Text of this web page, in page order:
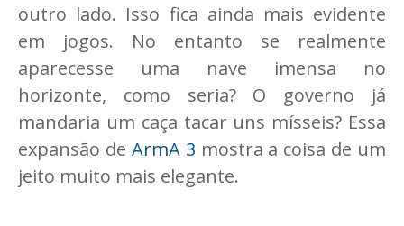
outro lado. Isso fica ainda mais evidente
em jogos. No entanto se realmente
aparecesse uma nave imensa no
horizonte, como seria? O governo já
mandaria um caça tacar uns mísseis? Essa
expansão de ArmA 3 mostra a coisa de um
jeito muito mais elegante.